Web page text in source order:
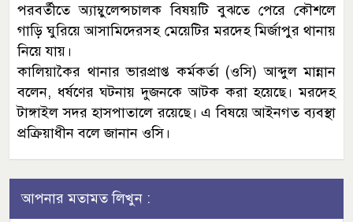
পরবর্তীতে অ্যাম্বুলেন্সচালক বিষয়টি বুঝতে পেরে কৌশলে
গাড়ি ঘুরিয়ে আসামিদেরসহ মেয়েটির মরদেহ মির্জাপুর থানায়
নিয়ে যায়।
কালিয়াকৈর থানার ভারপ্রাপ্ত কর্মকর্তা (ওসি) আব্দুল মান্নান
বলেন, ধর্ষণের ঘটনায় দুজনকে আটক করা হয়েছে। মরদেহ
টাঙ্গাইল সদর হাসপাতালে রয়েছে। এ বিষয়ে আইনগত ব্যবস্থা
প্রক্রিয়াধীন বলে জানান ওসি।
আপনার মতামত লিখুন :